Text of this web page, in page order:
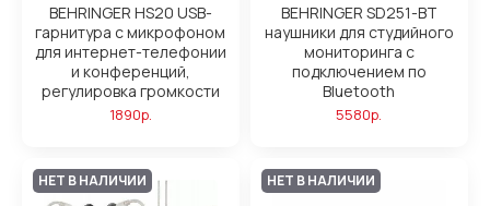
BEHRINGER HS20 USB-
гарнитура с микрофоном
для интернет-телефонии
и конференций,
регулировка громкости
1890р.
BEHRINGER SD251-BT
наушники для студийного
мониторинга с
подключением по
Bluetooth
5580р.
НЕТ В НАЛИЧИИ НЕТ В НАЛИЧИИ